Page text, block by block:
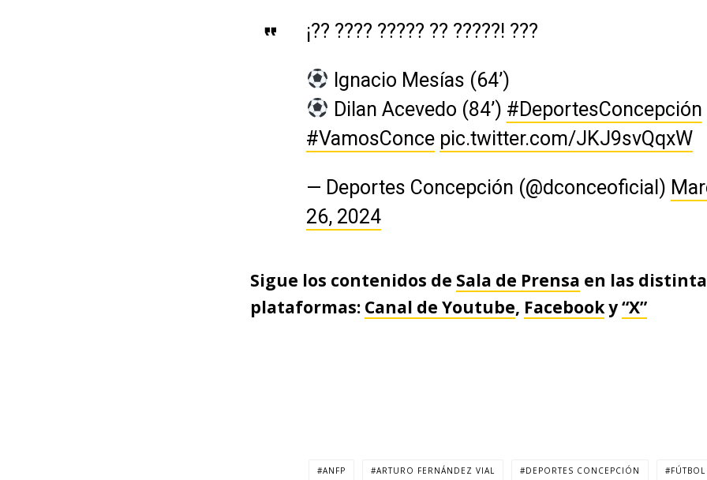
¡?? ???? ????? ?? ?????! ???
Ignacio Mesías (64’)
Dilan Acevedo (84’) #DeportesConcepción
#VamosConce pic.twitter.com/JKJ9svQqxW
— Deportes Concepción (@dconceoficial)
26, 2024
Sigue los contenidos de Sala de Prensa en las
plataformas: Canal de Youtube, Facebooky“X”
ANFP ARTURO FERNÁNDEZ VIAL DEPORTES CONCEPCIÓN FÚTBOL